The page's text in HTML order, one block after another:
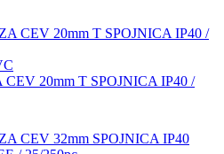
20mm T SPOJNICA IP40 /